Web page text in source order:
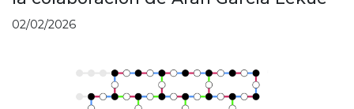
02/02/2026